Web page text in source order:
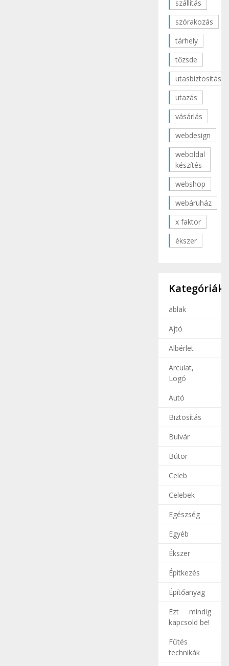
szállítás
szórakozás
tárhely
tőzsde
utasbiztosítás
utazás
vásárlás
webdesign
weboldal
készítés
webshop
webáruház
x faktor
ékszer
Kategóriák
ablak
Ajtó
Albérlet
Arculat,
Logó
Autó
Biztosítás
Bulvár
Bútor
Celeb
Celebek
Egészség
Egyéb
Ékszer
Építkezés
Építőanyag
Ezt mindig
kapcsold be!
Fűtés
technikák